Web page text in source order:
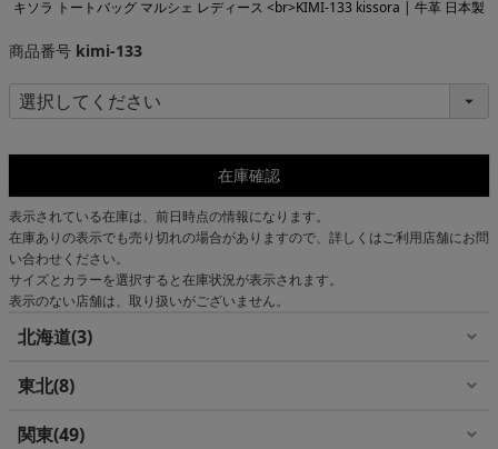
キソラ トートバッグ マルシェ レディース <br>KIMI-133 kissora | 牛革 日本製
商品番号 kimi-133
在庫確認
表示されている在庫は、前日時点の情報になります。
在庫ありの表示でも売り切れの場合がありますので、詳しくはご利用店舗にお問
い合わせください。
サイズとカラーを選択すると在庫状況が表示されます。
表示のない店舗は、取り扱いがございません。
北海道 3
東北 8
関東 49